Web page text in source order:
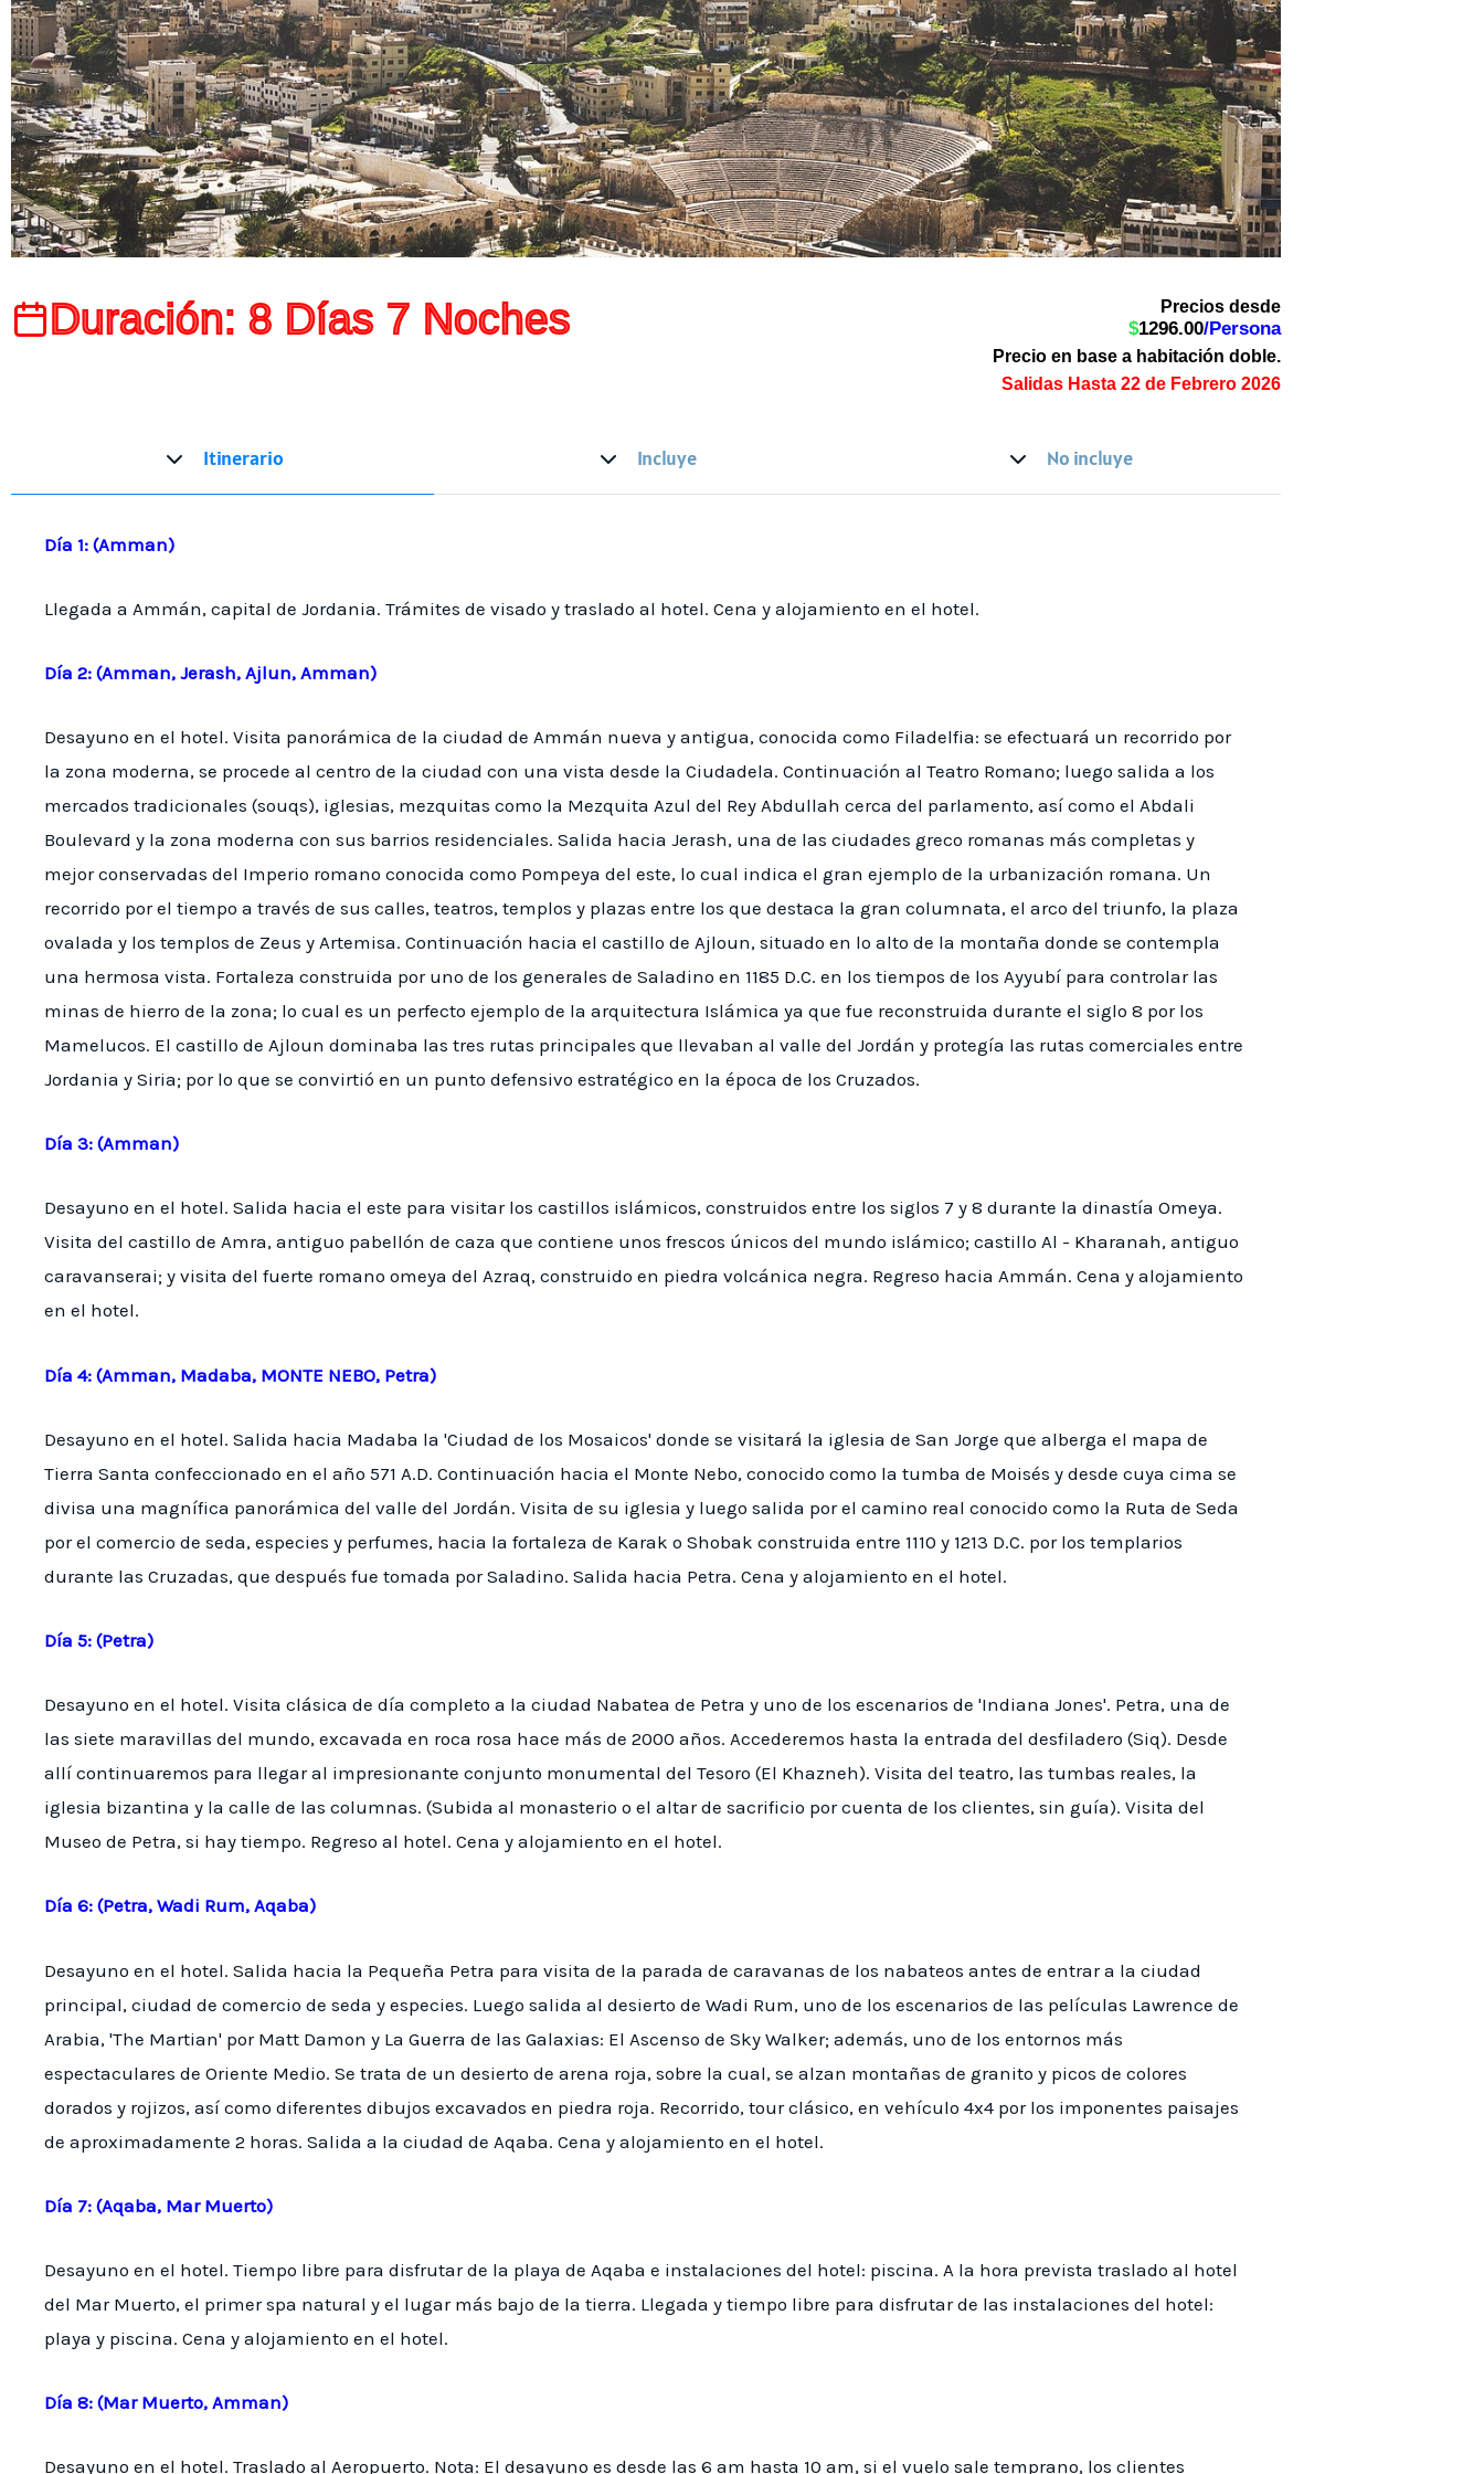
Duración: 8 Días 7 Noches Precios desde
$1296.00/Persona
Precio en base a habitación doble.
Salidas Hasta 22 de Febrero 2026
Itinerario Incluye No incluye
Día 1: (Amman)
Llegada a Ammán, capital de Jordania. Trámites de visado y traslado al hotel. Cena y alojamiento en el hotel.
Día 2: (Amman, Jerash, Ajlun, Amman)
Desayuno en el hotel. Visita panorámica de la ciudad de Ammán nueva y antigua, conocida como Filadelfia: se efectuará un recorrido por
la zona moderna, se procede al centro de la ciudad con una vista desde la Ciudadela. Continuación al Teatro Romano; luego salida a los
mercados tradicionales (souqs), iglesias, mezquitas como la Mezquita Azul del Rey Abdullah cerca del parlamento, así como el Abdali
Boulevard y la zona moderna con sus barrios residenciales. Salida hacia Jerash, una de las ciudades greco romanas más completas y
mejor conservadas del Imperio romano conocida como Pompeya del este, lo cual indica el gran ejemplo de la urbanización romana. Un
recorrido por el tiempo a través de sus calles, teatros, templos y plazas entre los que destaca la gran columnata, el arco del triunfo, la plaza
ovalada y los templos de Zeus y Artemisa. Continuación hacia el castillo de Ajloun, situado en lo alto de la montaña donde se contempla
una hermosa vista. Fortaleza construida por uno de los generales de Saladino en 1185 D.C. en los tiempos de los Ayyubí para controlar las
minas de hierro de la zona; lo cual es un perfecto ejemplo de la arquitectura Islámica ya que fue reconstruida durante el siglo 8 por los
Mamelucos. El castillo de Ajloun dominaba las tres rutas principales que llevaban al valle del Jordán y protegía las rutas comerciales entre
Jordania y Siria; por lo que se convirtió en un punto defensivo estratégico en la época de los Cruzados.
Día 3: (Amman)
Desayuno en el hotel. Salida hacia el este para visitar los castillos islámicos, construidos entre los siglos 7 y 8 durante la dinastía Omeya.
Visita del castillo de Amra, antiguo pabellón de caza que contiene unos frescos únicos del mundo islámico; castillo Al - Kharanah, antiguo
caravanserai; y visita del fuerte romano omeya del Azraq, construido en piedra volcánica negra. Regreso hacia Ammán. Cena y alojamiento
en el hotel.
Día 4: (Amman, Madaba, MONTE NEBO, Petra)
Desayuno en el hotel. Salida hacia Madaba la 'Ciudad de los Mosaicos' donde se visitará la iglesia de San Jorge que alberga el mapa de
Tierra Santa confeccionado en el año 571 A.D. Continuación hacia el Monte Nebo, conocido como la tumba de Moisés y desde cuya cima se
divisa una magnífica panorámica del valle del Jordán. Visita de su iglesia y luego salida por el camino real conocido como la Ruta de Seda
por el comercio de seda, especies y perfumes, hacia la fortaleza de Karak o Shobak construida entre 1110 y 1213 D.C. por los templarios
durante las Cruzadas, que después fue tomada por Saladino. Salida hacia Petra. Cena y alojamiento en el hotel.
Día 5: (Petra)
Desayuno en el hotel. Visita clásica de día completo a la ciudad Nabatea de Petra y uno de los escenarios de 'Indiana Jones'. Petra, una de
las siete maravillas del mundo, excavada en roca rosa hace más de 2000 años. Accederemos hasta la entrada del desfiladero (Siq). Desde
allí continuaremos para llegar al impresionante conjunto monumental del Tesoro (El Khazneh). Visita del teatro, las tumbas reales, la
iglesia bizantina y la calle de las columnas. (Subida al monasterio o el altar de sacrificio por cuenta de los clientes, sin guía). Visita del
Museo de Petra, si hay tiempo. Regreso al hotel. Cena y alojamiento en el hotel.
Día 6: (Petra, Wadi Rum, Aqaba)
Desayuno en el hotel. Salida hacia la Pequeña Petra para visita de la parada de caravanas de los nabateos antes de entrar a la ciudad
principal, ciudad de comercio de seda y especies. Luego salida al desierto de Wadi Rum, uno de los escenarios de las películas Lawrence de
Arabia, 'The Martian' por Matt Damon y La Guerra de las Galaxias: El Ascenso de Sky Walker; además, uno de los entornos más
espectaculares de Oriente Medio. Se trata de un desierto de arena roja, sobre la cual, se alzan montañas de granito y picos de colores
dorados y rojizos, así como diferentes dibujos excavados en piedra roja. Recorrido, tour clásico, en vehículo 4x4 por los imponentes paisajes
de aproximadamente 2 horas. Salida a la ciudad de Aqaba. Cena y alojamiento en el hotel.
Día 7: (Aqaba, Mar Muerto)
Desayuno en el hotel. Tiempo libre para disfrutar de la playa de Aqaba e instalaciones del hotel: piscina. A la hora prevista traslado al hotel
del Mar Muerto, el primer spa natural y el lugar más bajo de la tierra. Llegada y tiempo libre para disfrutar de las instalaciones del hotel:
playa y piscina. Cena y alojamiento en el hotel.
Día 8: (Mar Muerto, Amman)
Desayuno en el hotel. Traslado al Aeropuerto. Nota: El desayuno es desde las 6 am hasta 10 am, si el vuelo sale temprano, los clientes